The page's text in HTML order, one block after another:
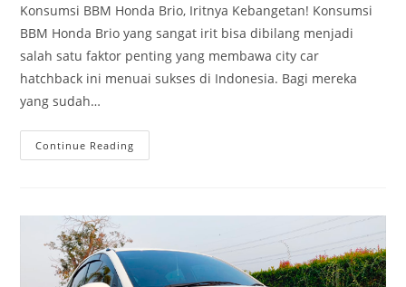
Konsumsi BBM Honda Brio, Iritnya Kebangetan! Konsumsi
BBM Honda Brio yang sangat irit bisa dibilang menjadi
salah satu faktor penting yang membawa city car
hatchback ini menuai sukses di Indonesia. Bagi mereka
yang sudah…
Continue Reading